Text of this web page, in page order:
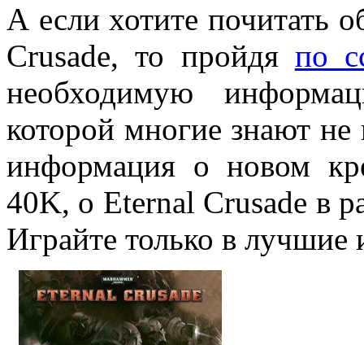
А если хотите почитать
Crusade, то пройдя по
необходимую
которой многие знают
информация о новом
40K, о Eternal Crusade в
Играйте только в лучшие